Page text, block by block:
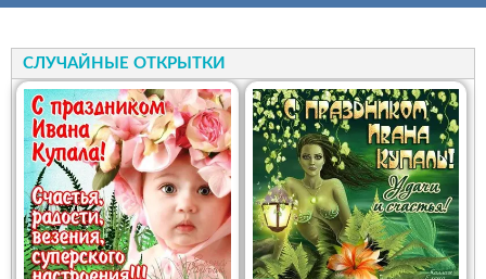
СЛУЧАЙНЫЕ ОТКРЫТКИ